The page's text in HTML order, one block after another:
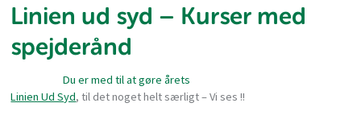
Linien ud syd – Kurser med
spejderånd
Du er med til at gøre årets
Linien Ud Syd, til det noget helt særligt – Vi ses !!